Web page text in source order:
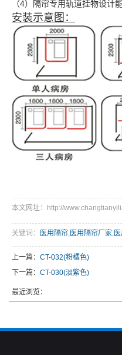
（4）隔帘专用轨道挂物设计
安装示意图：
本文网址：http://
关键词： 医用隔帘,医用隔帘厂家,
上一篇： CT-032(粉橘色)
下一篇： CT-030(淡紫色)
最近浏览：